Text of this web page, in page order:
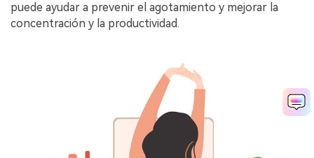
puede ayudar a prevenir el agotamiento y mejorar la
concentración y la productividad.